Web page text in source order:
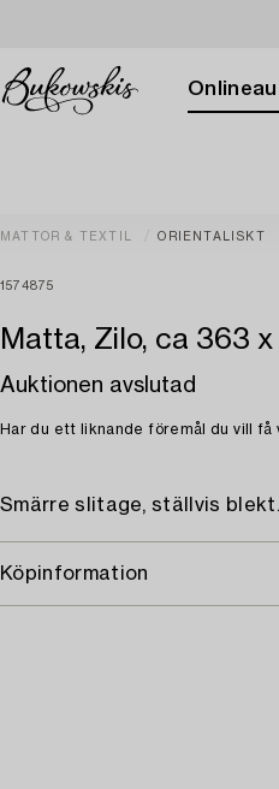
MATTOR & TEXTIL ORIENTALISKT
1574875
Matta, Zilo, ca 363
Auktionen avslutad
Har du ett liknande föremål du vill få
Smärre slitage, ställvis blekt.
Köpinformation